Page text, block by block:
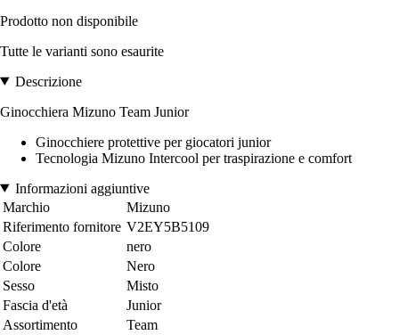
Prodotto non disponibile
Tutte le varianti sono esaurite
Descrizione
Ginocchiera Mizuno Team Junior
Ginocchiere protettive per giocatori junior
Tecnologia Mizuno Intercool per traspirazione e comfort
Informazioni aggiuntive
Marchio
Mizuno
Riferimento fornitore V2EY5B5109
Colore
nero
Colore
Nero
Sesso
Misto
Fascia d'età
Junior
Assortimento
Team